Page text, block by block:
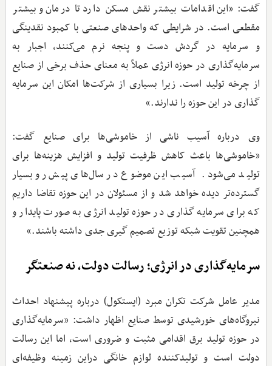
گفت: «این اقدامات بیشتر نقش مسکن دارد تا درمان و بیشتر
مقطعی است. در شرایطی که واحدهای صنعتی با کمبود نقدینگی
و سرمایه در گردش دست و پنجه نرم می‌کنند، اجبار به
سرمایه‌گذاری در حوزه انرژی عملاً به معنای حذف برخی از صنایع
از چرخه تولید است. زیرا بسیاری از شرکت‌ها امکان این سرمایه
گذاری در این حوزه را ندارند.»
وی درباره آسیب ناشی از خاموشی‌ها برای صنایع گفت:
«خاموشی‌ها باعث کاهش ظرفیت تولید و افزایش هزینه‌ها برای
تولید می‌شود. آسیب این موضوع در سال‌های پیش رو بسیار
گسترده‌تر دیده خواهد شد و از مسئولان در این حوزه تقاضا داریم
که برای سرمایه گذاری در حوزه تولید انرژی به صورت پایدار و
همچنین تقویت شبکه توزیع تصمیم گیری جدی داشته باشند.»
سرمایه‌گذاری در انرژی؛ رسالت دولت، نه صنعتگر
‌مدیر عامل شرکت تکران مبرد (ایستکول) درباره پیشنهاد احداث
نیروگاه‌های خورشیدی توسط صنایع اظهار داشت: «سرمایه‌گذاری
در حوزه تولید برق اقدامی مثبت و ضروری است، اما این رسالت
دولت است و تولیدکننده لوازم خانگی دراین زمینه وظیفه‌ای